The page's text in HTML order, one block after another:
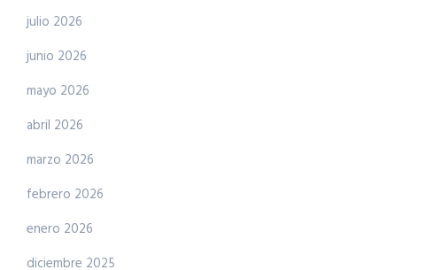
julio 2026
junio 2026
mayo 2026
abril 2026
marzo 2026
febrero 2026
enero 2026
diciembre 2025